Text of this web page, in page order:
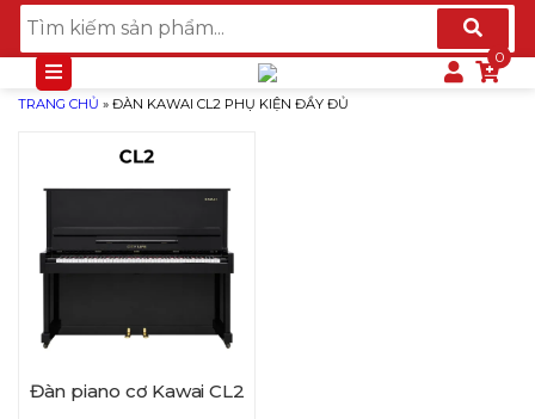
TRANG CHỦ » ĐÀN KAWAI CL2 PHỤ KIỆN ĐẦY ĐỦ
Đàn piano cơ Kawai CL2